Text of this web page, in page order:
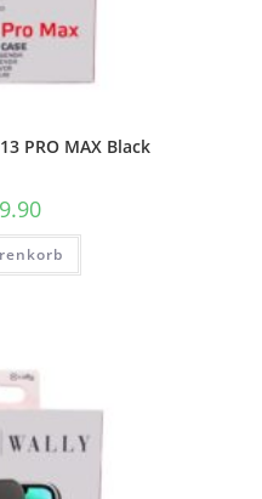
PRO MAX Black